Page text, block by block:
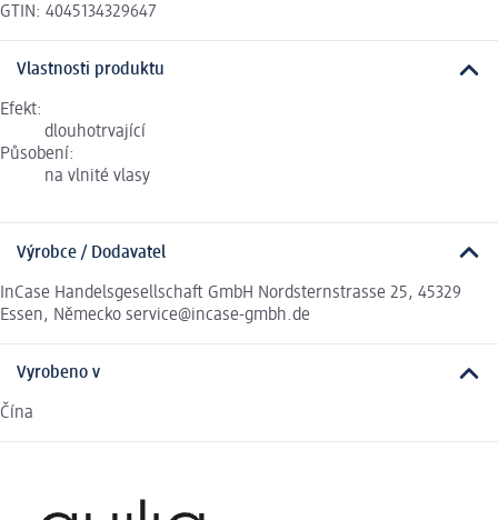
GTIN: 4045134329647
Vlastnosti produktu
Efekt:
dlouhotrvající
Působení:
na vlnité vlasy
Výrobce / Dodavatel
InCase Handelsgesellschaft GmbH Nordsternstrasse 25, 45329
Essen, Německo service@incase-gmbh.de
Vyrobeno v
Čína